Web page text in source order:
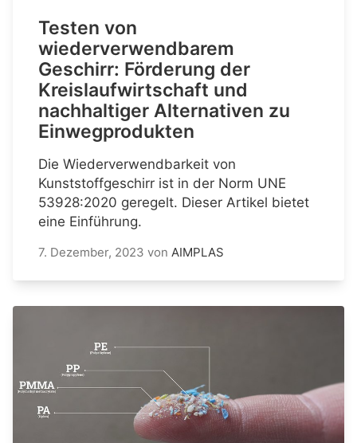
Testen von
wiederverwendbarem
Geschirr: Förderung der
Kreislaufwirtschaft und
nachhaltiger Alternativen zu
Einwegprodukten
Die Wiederverwendbarkeit von
Kunststoffgeschirr ist in der Norm UNE
53928:2020 geregelt. Dieser Artikel bietet
eine Einführung.
7. Dezember, 2023 von AIMPLAS